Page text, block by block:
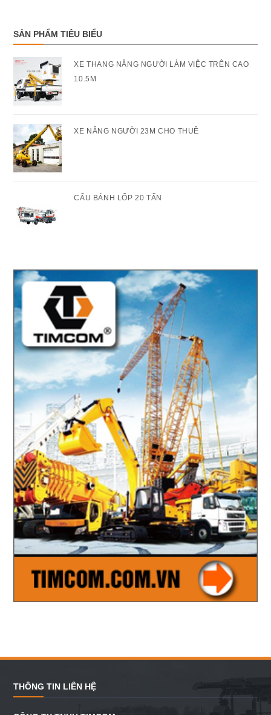
SẢN PHẨM TIÊU BIỂU
XE THANG NÂNG NGƯỜI LÀM VIỆC TRÊN CAO
10.5M
XE NÂNG NGƯỜI 23M CHO THUÊ
CẨU BÁNH LỐP 20 TẤN
THÔNG TIN LIÊN HỆ